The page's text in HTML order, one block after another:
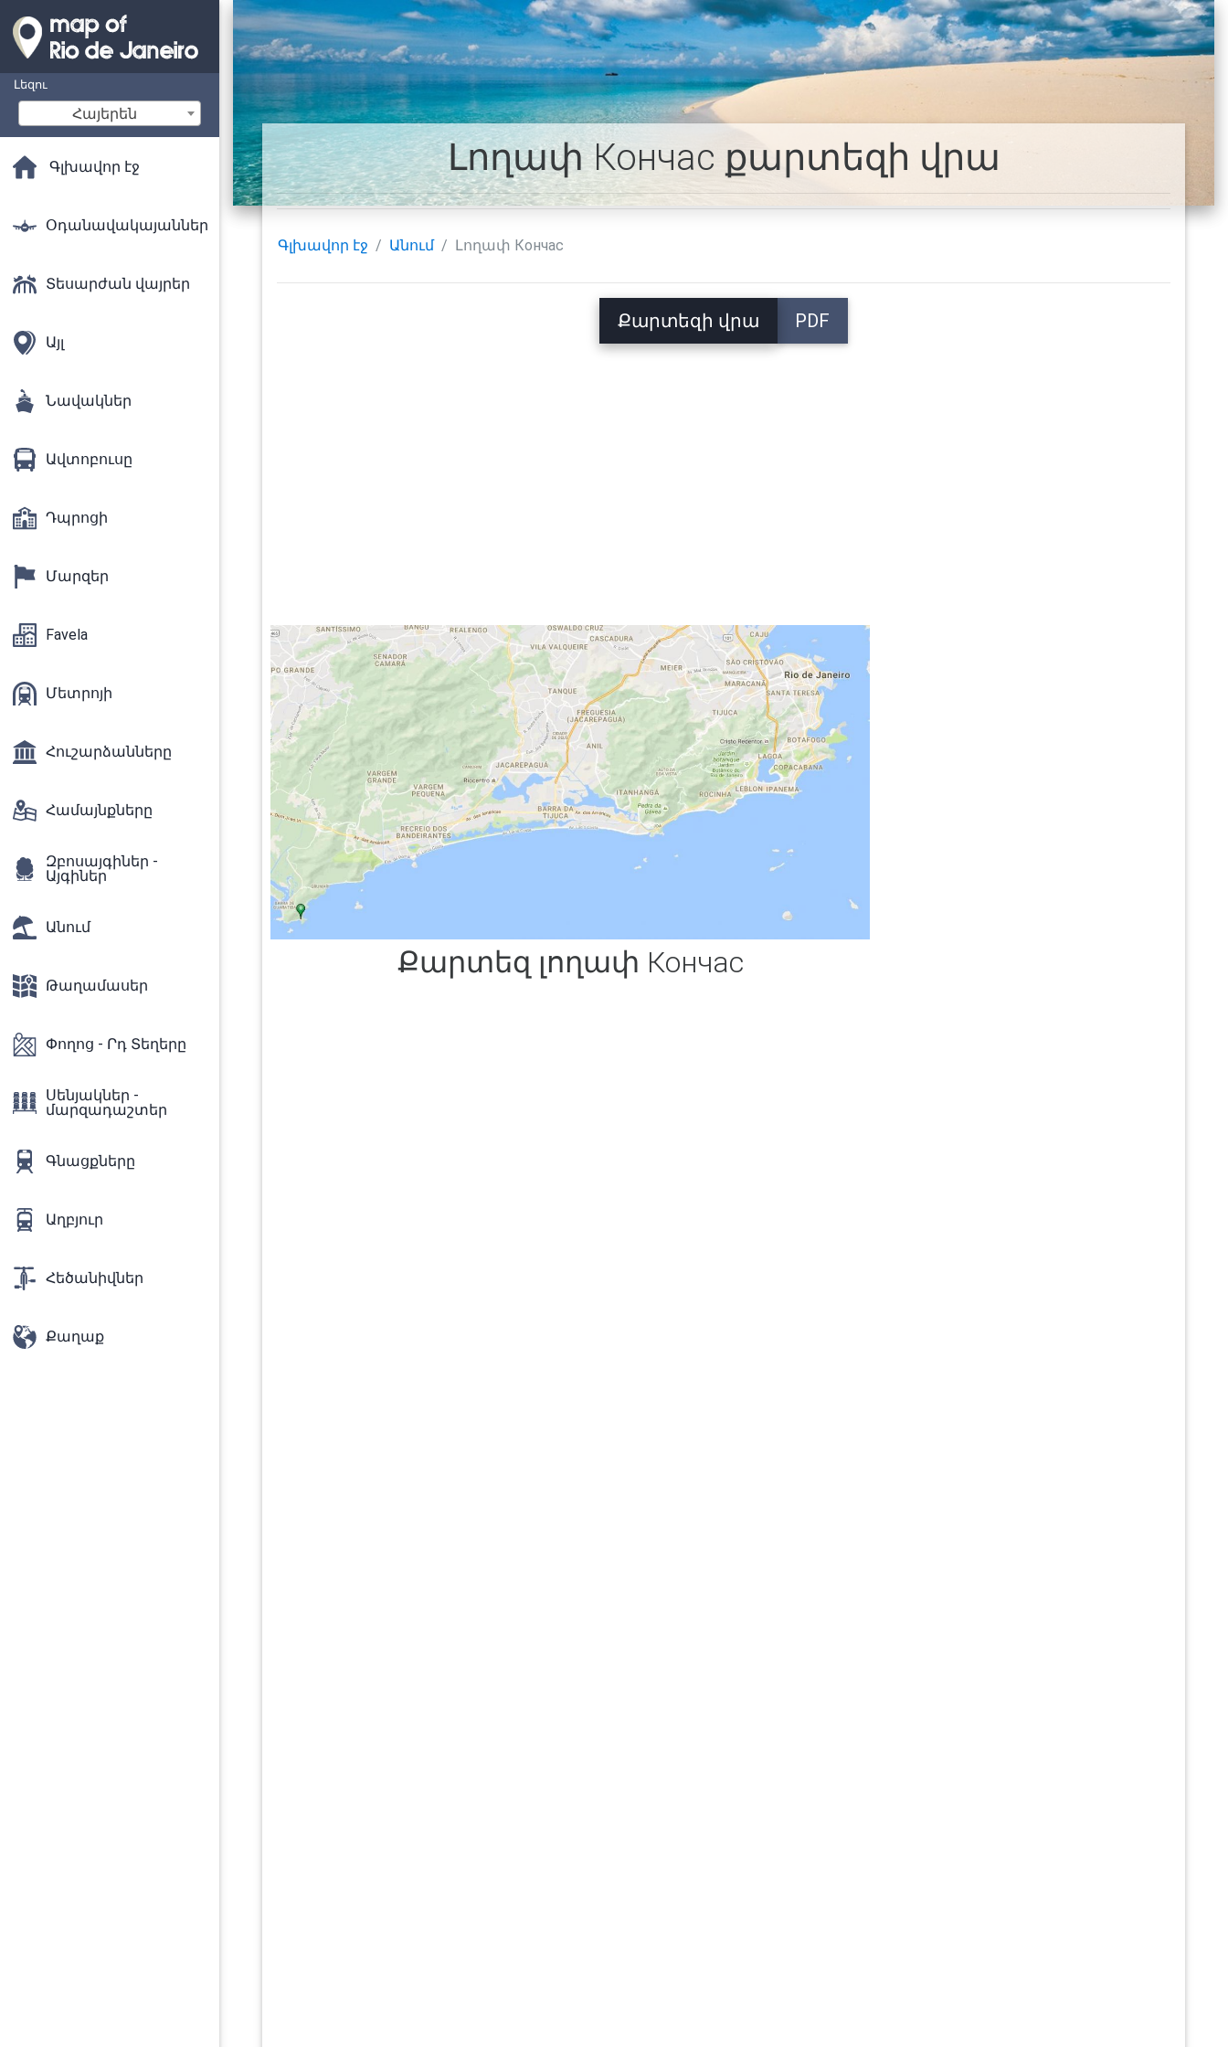
Լեզու
Հայերեն
Գլխավոր էջ
Օդանավակայաններ
Տեսարժան վայրեր
Այլ
Նավակներ
Ավտոբուսը
Դպրոցի
Մարզեր
Favela
Մետրոյի
Հուշարձանները
Համայնքները
Զբոսայգիներ -
Այգիներ
Անում
Թաղամասեր
Փողոց - Րդ Տեղերը
Սենյակներ -
մարզադաշտեր
Գնացքները
Աղբյուր
Հեծանիվներ
Քաղաք
Լողափ Кончас քարտեզի վրա
Գլխավոր էջ Անում Լողափ Кончас
Քարտեզի վրա PDF
Քարտեզ լողափ Кончас